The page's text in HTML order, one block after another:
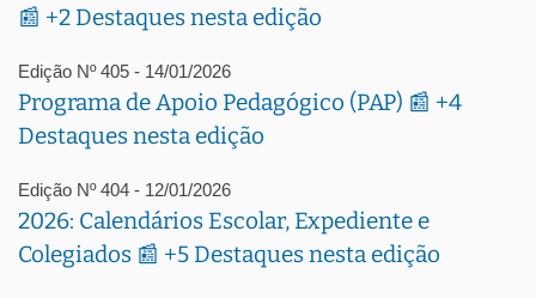
📰 +2 Destaques nesta edição
Edição Nº 405 - 14/01/2026
Programa de Apoio Pedagógico (PAP) 📰 +4
Destaques nesta edição
Edição Nº 404 - 12/01/2026
2026: Calendários Escolar, Expediente e
Colegiados 📰 +5 Destaques nesta edição